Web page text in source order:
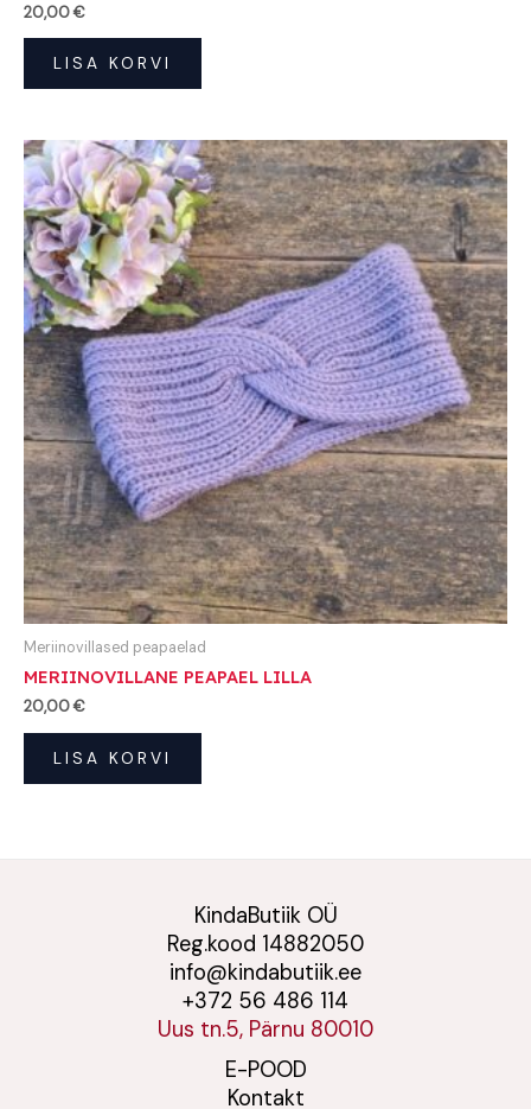
20,00€
LISA KORVI
Meriinovillased peapaelad
MERIINOVILLANE PEAPAEL LILLA
20,00€
LISA KORVI
KindaButiik OÜ
Reg.kood 14882050
info@kindabutiik.ee
+372 56 486 114
Uus tn.5, Pärnu 80010
E-POOD
Kontakt